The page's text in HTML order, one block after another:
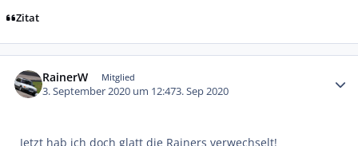
Zitat
RainerW Mitglied
3. September 2020 um 12:473. Sep 2020
Jetzt hab ich doch glatt die Rainers verwechselt!